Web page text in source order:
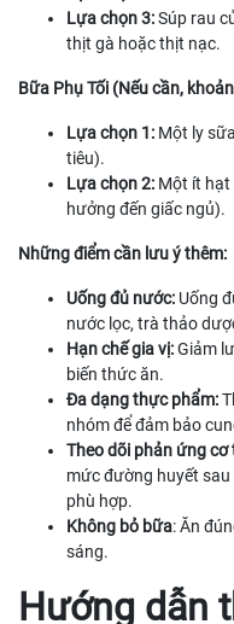
Lựa chọn 3:Súp rau
thịt gà hoặc thịt nạc.
Bữa Phụ Tối (Nếu cần,
Lựa chọn 1: Một ly
tiêu).
Lựa chọn 2: Một ít hạt
hưởng đến giấc ngủ).
Những điểm cần lưu ý thêm:
Uống đủ nước: Uống
nước lọc, trà thảo
Hạn chế gia vị:Giảm
biến thức ăn.
Đa dạng thực phẩm:
nhóm để đảm bảo
Theo dõi phản ứng cơ
mức đường huyết
phù hợp.
Không bỏ bữa: Ăn
sáng.
Hướng dẫn